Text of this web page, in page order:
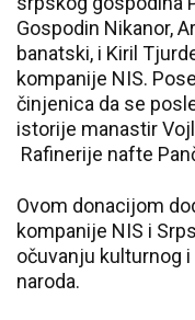
Gospodin Nikanor,
banatski, i Kiril
kompanije NIS.
činjenica da se
istorije manastir
Rafinerije nafte
Ovom donacijom
kompanije NIS i
očuvanju kulturnog
naroda.